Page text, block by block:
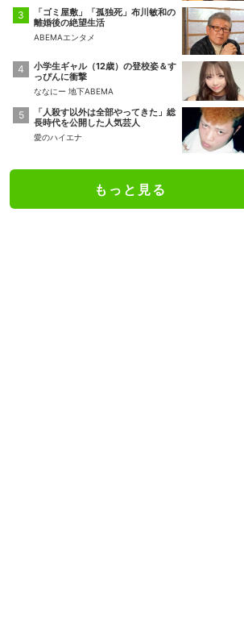
「ゴミ屋敷」「孤独死」布川敏和の
離婚後の絶望生活
ABEMAエンタメ
小学生ギャル（12歳）の登校姿＆す
っぴんに衝撃
ななにー 地下ABEMA
「人殺す以外は全部やってきた」総
長時代を公開した人気芸人
愛のハイエナ
もっと見る